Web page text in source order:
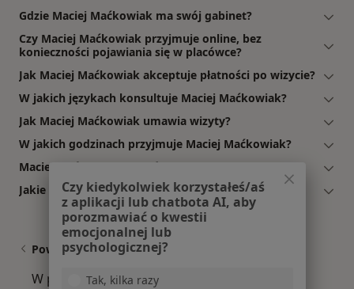
Gdzie Maciej Maćkowiak ma swój gabinet?
Czy Maciej Maćkowiak przyjmuje online, bez
konieczności pojawiania się w placówce?
Jak Maciej Maćkowiak akceptuje płatności po wizycie?
W jakich językach konsultuje Maciej Maćkowiak?
Jak Maciej Maćkowiak umawia wizyty?
W jakich godzinach przyjmuje Maciej Maćkowiak?
Maciej Maćkowiak: co mówią pacjenci?
Jakie ubezpieczenia akceptuje Maciej Maćkowiak?
Powiązane wyszukiwania
W pobliżu Słupska
Czy kiedykolwiek korzystałeś/aś
z aplikacji lub chatbota AI, aby
porozmawiać o kwestii
emocjonalnej lub
psychologicznej?
Tak, kilka razy